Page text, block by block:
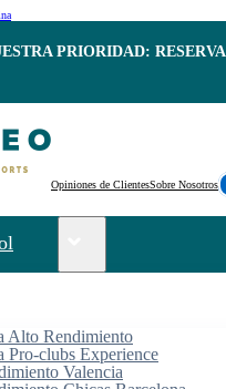
PRIORIDAD:
Opiniones de ClientesSobre Nosotros
Alto Rendimiento
Pro-clubs Experience
Valencia